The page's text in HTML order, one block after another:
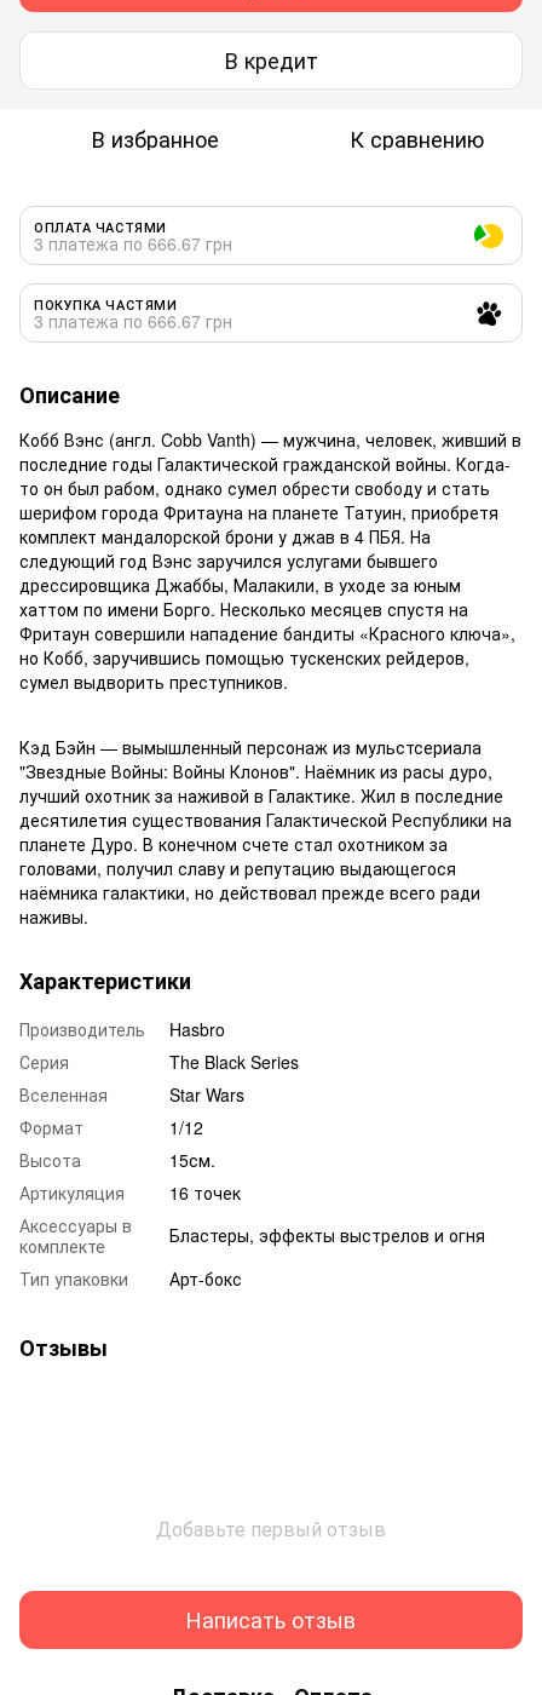
В кредит
В избранное К сравнению
ОПЛАТА ЧАСТЯМИ
3 платежа по 666.67 грн
ПОКУПКА ЧАСТЯМИ
3 платежа по 666.67 грн
Описание
Кобб Вэнс (англ. Cobb Vanth) — мужчина, человек, живший в
последние годы Галактической гражданской войны. Когда-
то он был рабом, однако сумел обрести свободу и стать
шерифом города Фритауна на планете Татуин, приобретя
комплект мандалорской брони у джав в 4 ПБЯ. На
следующий год Вэнс заручился услугами бывшего
дрессировщика Джаббы, Малакили, в уходе за юным
хаттом по имени Борго. Несколько месяцев спустя на
Фритаун совершили нападение бандиты «Красного ключа»,
но Кобб, заручившись помощью тускенских рейдеров,
сумел выдворить преступников.
Кэд Бэйн — вымышленный персонаж из мульстсериала
"Звездные Войны: Войны Клонов". Наёмник из расы дуро,
лучший охотник за наживой в Галактике. Жил в последние
десятилетия существования Галактической Республики на
планете Дуро. В конечном счете стал охотником за
головами, получил славу и репутацию выдающегося
наёмника галактики, но действовал прежде всего ради
наживы.
Характеристики
Производитель
Hasbro
Серия
The Black Series
Вселенная
Star Wars
Формат
1/12
Высота
15см.
Артикуляция
16 точек
Аксессуары в
комплекте
Бластеры, эффекты выстрелов и огня
Тип упаковки
Арт-бокс
Отзывы
Добавьте первый отзыв
Написать отзыв